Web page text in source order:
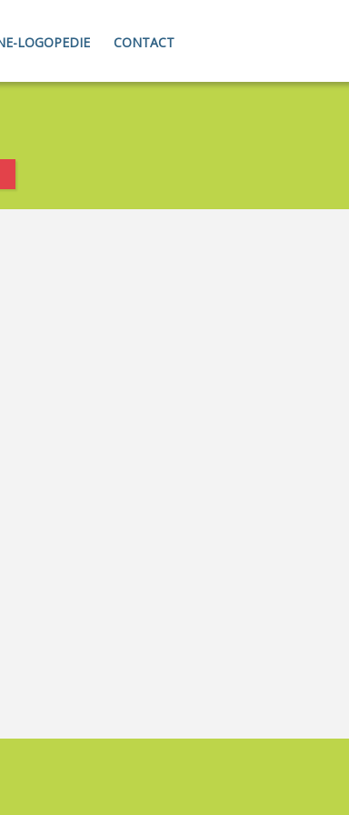
LOGOPEDIE CONTACT